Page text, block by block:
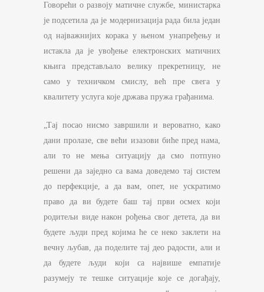
Говорећи о развоју матичне службе, министарка
је подсетила да је модернизација рада била један
од најважнијих корака у њеном унапређењу и
истакла да је увођење електронских матичних
књига представљало велику прекретницу, не
само у техничком смислу, већ пре свега у
квалитету услуга које држава пружа грађанима.
„Тај посао нисмо завршили и вероватно, како
дани пролазе, све већи изазови биће пред нама,
али то не мења ситуацију да смо потпуно
решени да заједно са вама доведемо тај систем
до перфекције, а да вам, опет, не ускратимо
право да ви будете баш тај први осмех који
родитељи виде након рођења свог детета, да ви
будете људи пред којима ће се неко заклети на
вечну љубав, да поделите тај део радости, али и
да будете људи који са највише емпатије
разумеју те тешке ситуације које се догађају,